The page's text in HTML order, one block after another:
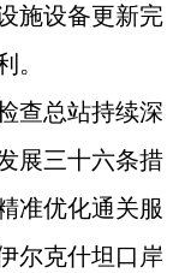
施设备更新完
。
查总站持续深
展三十六条措
准优化通关服
尔克什坦口岸